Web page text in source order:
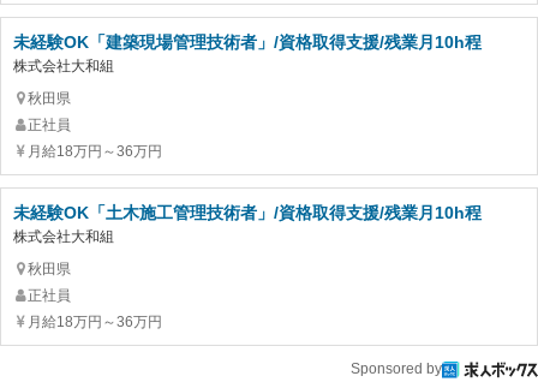
未経験OK「建築現場管理技術者」/資格取得支援/残業月10h程
株式会社大和組
秋田県
正社員
月給18万円～36万円
未経験OK「土木施工管理技術者」/資格取得支援/残業月10h程
株式会社大和組
秋田県
正社員
月給18万円～36万円
Sponsored by